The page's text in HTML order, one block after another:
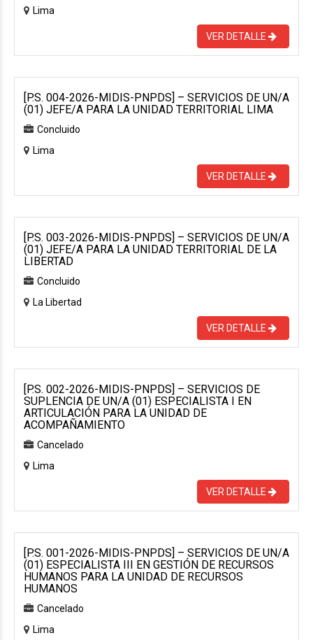
Lima
VER DETALLE
[P.S. 004-2026-MIDIS-PNPDS] – SERVICIOS DE UN/A
(01) JEFE/A PARA LA UNIDAD TERRITORIAL LIMA
Concluido
Lima
VER DETALLE
[P.S. 003-2026-MIDIS-PNPDS] – SERVICIOS DE UN/A
(01) JEFE/A PARA LA UNIDAD TERRITORIAL DE LA
LIBERTAD
Concluido
La Libertad
VER DETALLE
[P.S. 002-2026-MIDIS-PNPDS] – SERVICIOS DE
SUPLENCIA DE UN/A (01) ESPECIALISTA I EN
ARTICULACIÓN PARA LA UNIDAD DE
ACOMPAÑAMIENTO
Cancelado
Lima
VER DETALLE
[P.S. 001-2026-MIDIS-PNPDS] – SERVICIOS DE UN/A
(01) ESPECIALISTA III EN GESTIÓN DE RECURSOS
HUMANOS PARA LA UNIDAD DE RECURSOS
HUMANOS
Cancelado
Lima